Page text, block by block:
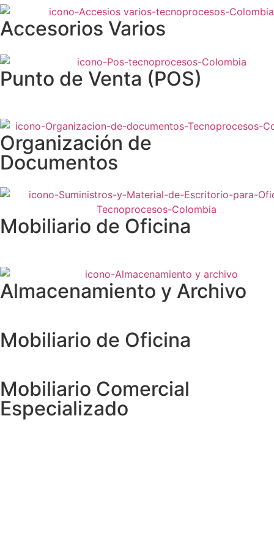
Accesorios Varios
Punto de Venta (POS)
Organización de
Documentos
Mobiliario de Oficina
Almacenamiento y Archivo
Mobiliario de Oficina
Mobiliario Comercial
Especializado